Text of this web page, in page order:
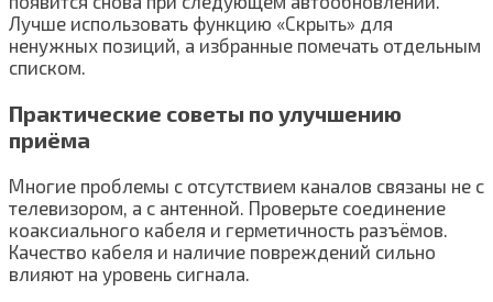
Лучше использовать функцию «Скрыть» для
ненужных позиций, а избранные помечать отдельным
списком.
Практические советы по улучшению
приёма
Многие проблемы с отсутствием каналов связаны не с
телевизором, а с антенной. Проверьте соединение
коаксиального кабеля и герметичность разъёмов.
Качество кабеля и наличие повреждений сильно
влияют на уровень сигнала.